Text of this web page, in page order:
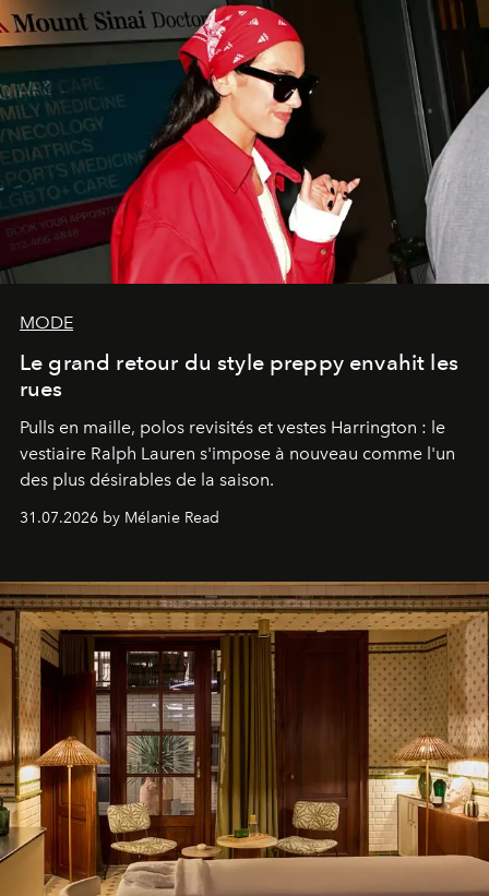
MODE
Le grand retour du style preppy envahit les
rues
Pulls en maille, polos revisités et vestes Harrington : le
vestiaire Ralph Lauren s'impose à nouveau comme l'un
des plus désirables de la saison.
31.07.2026 by Mélanie Read